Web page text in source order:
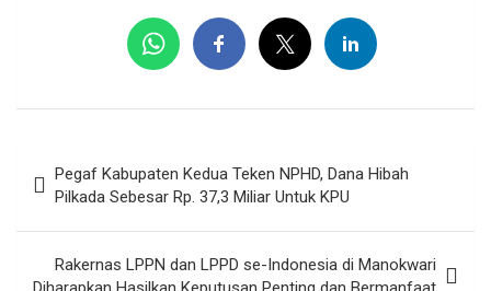
pos
Pegaf Kabupaten Kedua Teken NPHD, Dana Hibah
Pilkada Sebesar Rp. 37,3 Miliar Untuk KPU
Rakernas LPPN dan LPPD se-Indonesia di Manokwari